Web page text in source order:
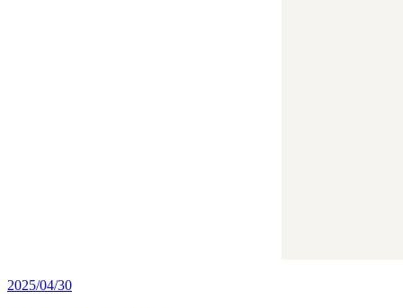
2025/04/30